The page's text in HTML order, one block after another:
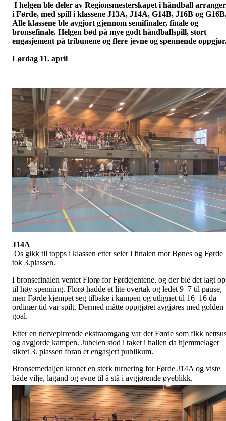
I helgen ble deler av Regionsmesterskapet i håndball
i Førde, med spill i klassene J13A, J14A, G14B, J16B og
Alle klassene ble avgjort gjennom semifinaler, finale og
bronsefinale. Helgen bød på mye godt håndballspill, stort
engasjement på tribunene og flere jevne og spennende
Lørdag 11. april
J14A
Os gikk til topps i klassen etter seier i finalen mot Bønes og Førde
tok 3.plassen.
I bronsefinalen ventet Florø for Førdejentene, og der ble det lagt
til høy spenning. Florø hadde et lite overtak og ledet 9–7 til pause,
men Førde kjempet seg tilbake i kampen og utlignet til 16–16 da
ordinær tid var spilt. Dermed måtte oppgjøret avgjøres med golden
goal.
Etter en nervepirrende ekstraomgang var det Førde som fikk
og avgjorde kampen. Jubelen stod i taket i hallen da hjemmelaget
sikret 3. plassen foran et engasjert publikum.
Bronsemedaljen kronet en sterk turnering for Førde J14A og viste
både vilje, lagånd og evne til å stå i avgjørende øyeblikk.